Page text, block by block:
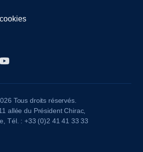
Tous droits réservés.
allée du Président Chirac,
Tél. : +33 (0)2 41 41 33 33